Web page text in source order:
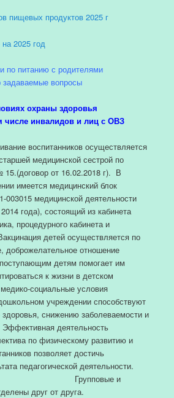
пищевых продуктов 2025 г
2025 год
по питанию с родителями
задаваемые вопросы
охраны здоровья
числе инвалидов и лиц с ОВЗ
воспитанников осуществляется
медицинской сестрой по
от 16.02.2018 г). В
имеется медицинский блок
медицинской деятельности
года), состоящий из кабинета
процедурного кабинета и
детей осуществляется по
доброжелательное отношение
детям помогает им
к жизни в детском
социальные условия
учреждении способствуют
снижению заболеваемости и
деятельность
по физическому развитию и
позволяет достичь
педагогической деятельности.
и
друг от друга.